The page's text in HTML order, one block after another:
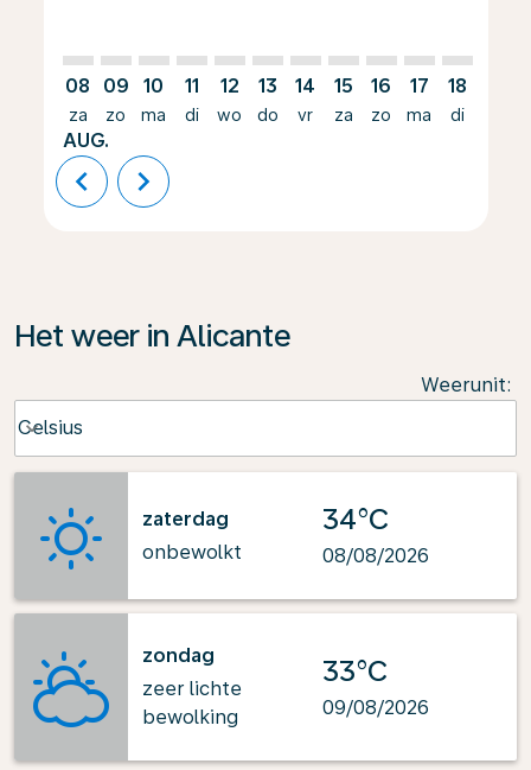
08
za
AUG.
09
zo
10
ma
11
di
12
wo
13
do
14
vr
15
za
16
zo
17
ma
18
di
chevron_left chevron_right
Het weer in Alicante
Weerunit:
Celsius
keyboard_arrow_down
zaterdag
onbewolkt
34°C
08/08/2026
zondag
zeer lichte
bewolking
33°C
09/08/2026